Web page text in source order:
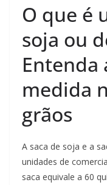
O que é
soja ou
Entenda
medida
grãos
A saca de soja e a
unidades de
saca equivale a 60